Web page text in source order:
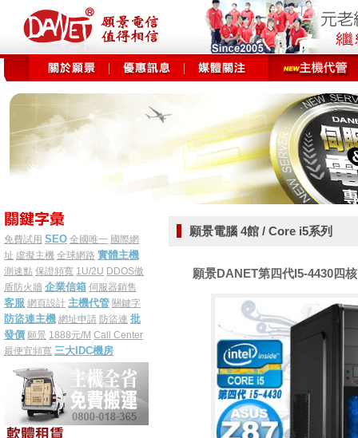
免費試用 SEO 全國唯一 國際網
址 虛擬主機 全球網路 實體主機
測速點 保證頻寬 1U/2U DDOS傲
盾防火牆 企業信箱 伺服器銷售
客服 網頁設計 主機代管 關鍵字
防盜連主機 網址申請 防盜連 批
發價 願景 1888元/M Call Center
最便宜頻寬 三大IDC機房
願景電腦 4館 / Core i5系列
願景DANET第四代I5-4430四